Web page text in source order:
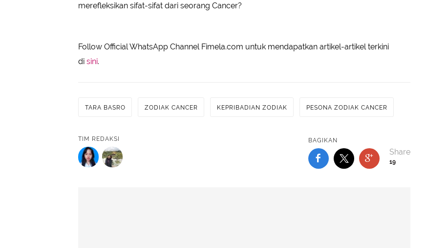
merefleksikan sifat-sifat dari seorang Cancer?
Follow Official WhatsApp Channel Fimela.com untuk mendapatkan artikel-artikel terkini
di sini.
TARA BASRO ZODIAK CANCER KEPRIBADIAN ZODIAK PESONA ZODIAK CANCER
TIM REDAKSI BAGIKAN
19